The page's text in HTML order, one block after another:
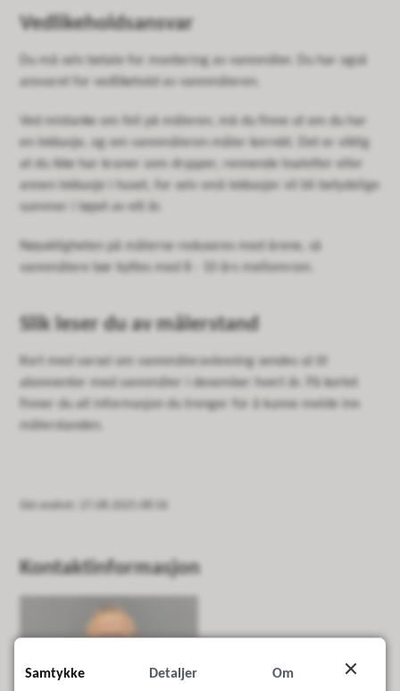
Vedlikeholdsansvar
Du må selv betale for montering av vannmåler. Du har også
ansvaret for vedlikehold av vannmåleren.
Ved mistanke om feil på måleren, må du finne ut om du har
en lekkasje, og om vannmåleren måler korrekt. Det er viktig
at du ikke har kraner som drypper, rennende toaletter eller
annen lekkasje i huset, for selv små lekkasjer vil bli betydelige
summer i løpet av ett år.
Nøyaktigheten på målerne reduseres med årene, så
vannmålere bør byttes med 8 - 10 års mellomrom.
Slik leser du av målerstand
Kort med varsel om vannmåleravlesning sendes ut til
abonnenter med vannmåler i desember hvert år. På kortet
finner du all informasjon du trenger for å kunne melde inn
målerstanden.
Kontaktinformasjon
Samtykke Detaljer Om